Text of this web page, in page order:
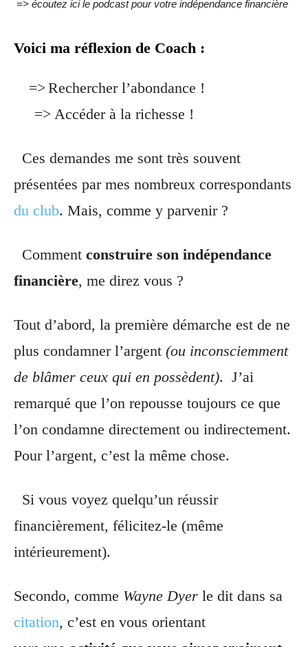
=> écoutez ici le podcast pour votre indépendance financière
Voici ma réflexion de Coach :
=>Rechercher l’abondance !
=> Accéder à la richesse !
Ces demandes me sont très souvent
présentées par mes nombreux correspondants
du club. Mais, comme y parvenir ?
Comment construire son indépendance
financière, me direz vous ?
Tout d’abord, la première démarche est de ne
plus condamner l’argent (ou inconsciemment
de blâmer ceux qui en possèdent). J’ai
remarqué que l’on repousse toujours ce que
l’on condamne directement ou indirectement.
Pour l’argent, c’est la même chose.
Si vous voyez quelqu’un réussir
financièrement, félicitez-le (même
intérieurement).
Secondo, comme Wayne Dyer le dit dans sa
citation, c’est en vous orientant